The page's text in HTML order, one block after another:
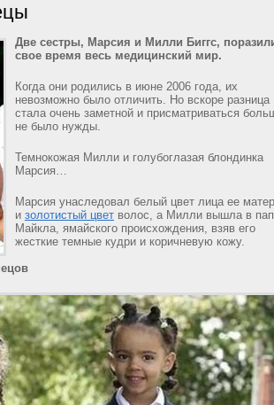
Две сестры, Марсия и Милли Биггс,
свое время весь медицинский мир.
Когда они родились в июне 2006 года, их
невозможно было отличить. Но вскоре разница
стала очень заметной и присматриваться
не было нужды.
Темнокожая Милли и голубоглазая блондинка
Марсия…
Марсия унаследовал белый цвет лица ее
и золотистый цвет волос, а Милли вышла в
Майкла, ямайского происхождения, взяв его
жесткие темные кудри и коричневую кожу.